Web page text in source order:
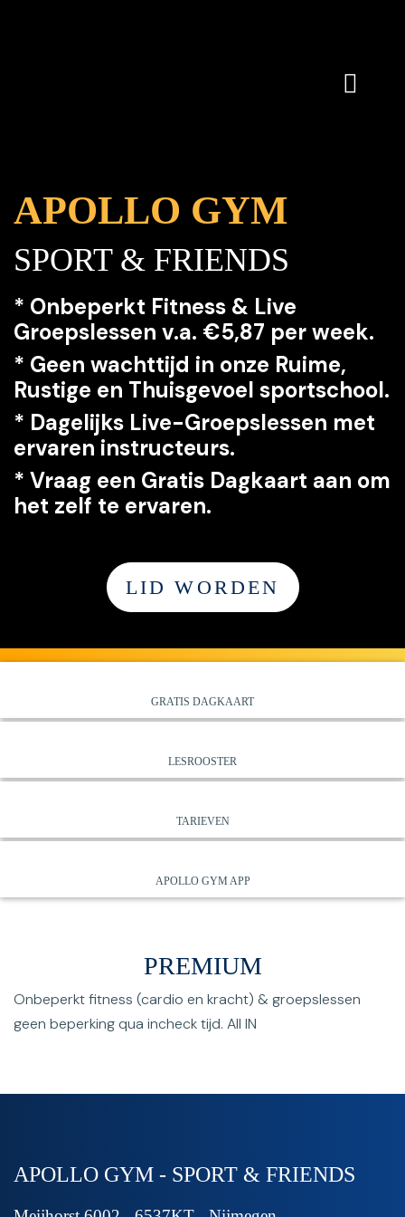
APOLLO GYM
SPORT & FRIENDS
* Onbeperkt Fitness & Live
Groepslessen v.a. €5,87 per week.
* Geen wachttijd in onze Ruime,
Rustige en Thuisgevoel sportschool.
* Dagelijks Live-Groepslessen met
ervaren instructeurs.
* Vraag een Gratis Dagkaart aan om
het zelf te ervaren.
LID WORDEN
GRATIS DAGKAART
LESROOSTER
TARIEVEN
APOLLO GYM APP
PREMIUM
Onbeperkt fitness (cardio en kracht) & groepslessen
geen beperking qua incheck tijd. All IN
APOLLO GYM - SPORT & FRIENDS